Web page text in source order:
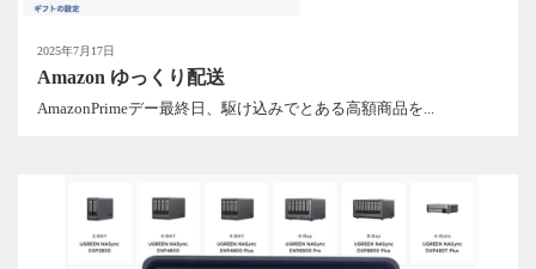
2025年7月17日
Amazon ゆっくり配送
AmazonPrimeデー最終日、駆け込みでとある高額商品を...